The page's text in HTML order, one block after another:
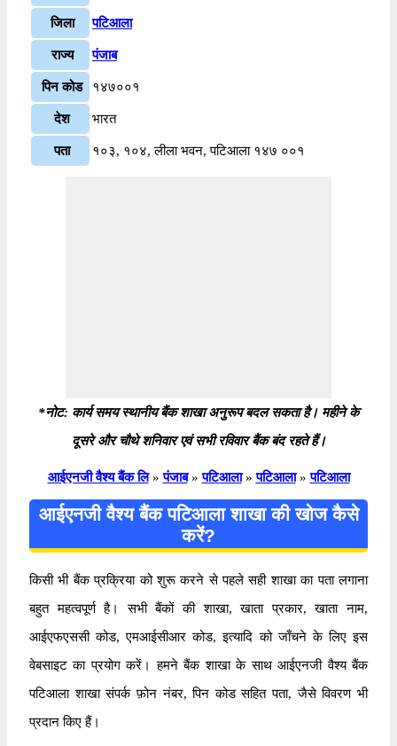
जिला पटिआला
राज्य पंजाब
पिन कोड १४७००१
देश भारत
पता १०३, १०४, लीला भवन, पटिआला १४७ ००१
*नोट: कार्य समय स्थानीय बैंक शाखा अनुरूप बदल सकता है। महीने के
दूसरे और चौथे शनिवार एवं सभी रविवार बैंक बंद रहते हैं।
आईएनजी वैश्य बैंक लि » पंजाब » पटिआला » पटिआला » पटिआला
आईएनजी वैश्य बैंक पटिआला शाखा की खोज कैसे
करें?
किसी भी बैंक प्रक्रिया को शुरू करने से पहले सही शाखा का पता लगाना
बहुत महत्वपूर्ण है। सभी बैंकों की शाखा, खाता प्रकार, खाता नाम,
आईएफएससी कोड, एमआईसीआर कोड, इत्यादि को जाँचने के लिए इस
वेबसाइट का प्रयोग करें। हमने बैंक शाखा के साथ आईएनजी वैश्य बैंक
पटिआला शाखा संपर्क फ़ोन नंबर, पिन कोड सहित पता, जैसे विवरण भी
प्रदान किए हैं।